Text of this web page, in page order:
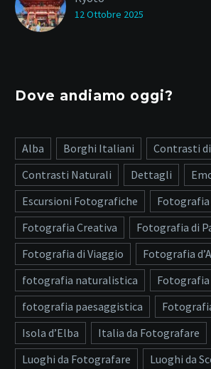
12 Ottobre 2025
Dove andiamo oggi?
Alba Borghi Italiani
Contrasti
Contrasti Naturali
Dettagli
Escursioni Fotografiche
Fotografia Creativa
Fotografia di
Fotografia di Viaggio
Fotografia
fotografia naturalistica
fotografia paesaggistica
Isola d’Elba
Italia da Fotografare
Luoghi da Fotografare
Luoghi da